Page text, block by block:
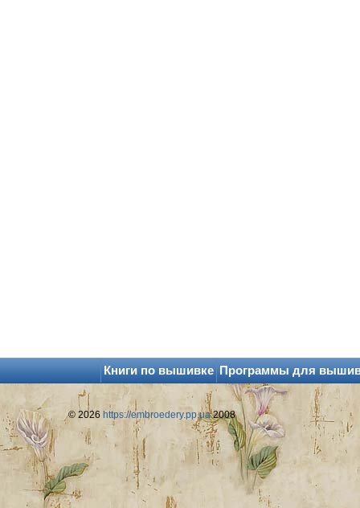
Книги по вышивке Программы для
© 2026 https://embroedery.pp.ua2008